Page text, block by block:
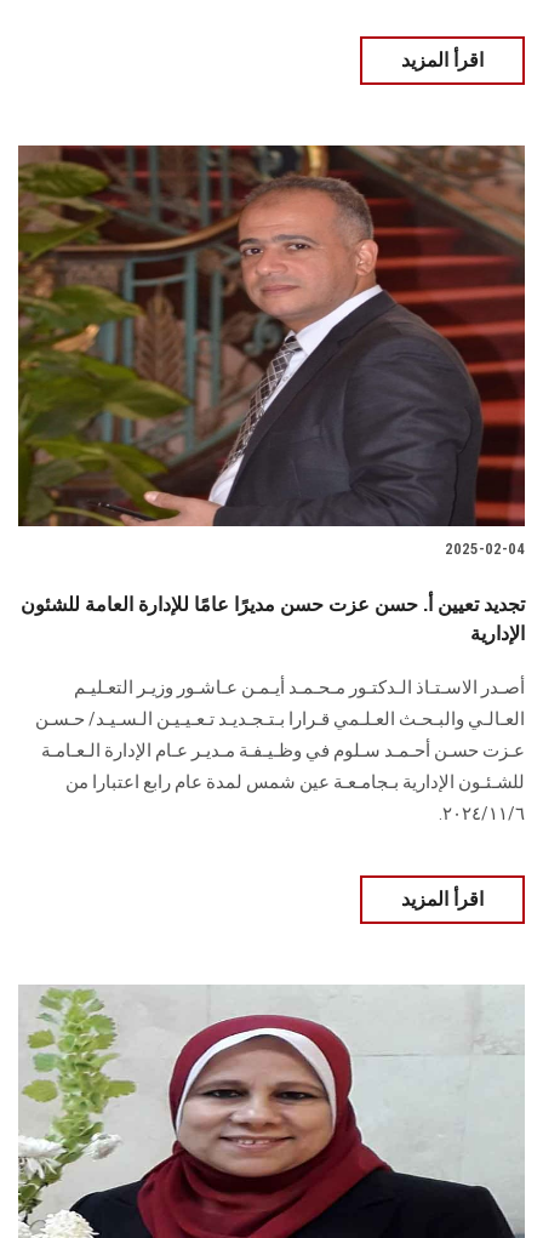
اقرأ المزيد
2025-02-04
تجديد تعيين أ. حسن عزت حسن مديرًا عامًا للإدارة العامة للشئون
الإدارية
أصـدر الاسـتـاذ الـدكتـور مـحـمـد أيـمـن عـاشـور وزيـر التعـليـم
العـالـي والبـحـث العـلـمي قـرارا بـتـجـديـد تـعـيـيـن الـسـيـد/ حـسـن
عـزت حسـن أحـمـد سـلوم في وظـيـفـة مـديـر عـام الإدارة الـعـامـة
للشـئـون الإدارية بـجامـعـة عين شمس لمدة عام رابع اعتبارا من
٢٠٢٤/١١/٦.
اقرأ المزيد